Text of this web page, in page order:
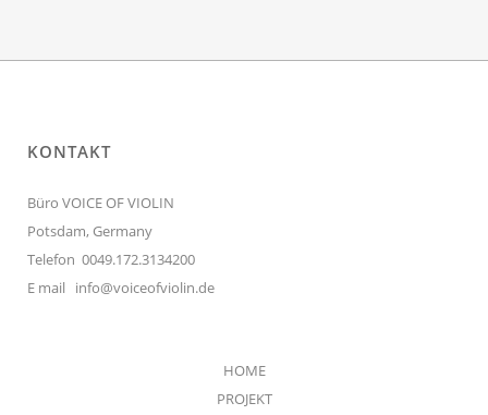
KONTAKT
Büro VOICE OF VIOLIN
Potsdam, Germany
Telefon 0049.172.3134200
E mail info@voiceofviolin.de
HOME
PROJEKT